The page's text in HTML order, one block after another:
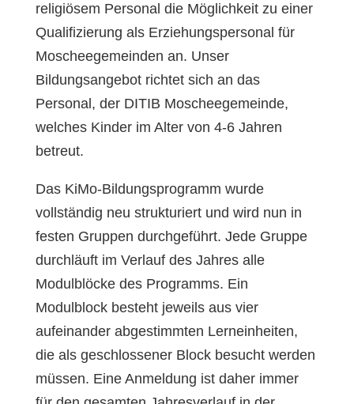
religiösem Personal die Möglichkeit zu einer
Qualifizierung als Erziehungspersonal für
Moscheegemeinden an. Unser
Bildungsangebot richtet sich an das
Personal, der DITIB Moscheegemeinde,
welches Kinder im Alter von 4-6 Jahren
betreut.
Das KiMo-Bildungsprogramm wurde
vollständig neu strukturiert und wird nun in
festen Gruppen durchgeführt. Jede Gruppe
durchläuft im Verlauf des Jahres alle
Modulblöcke des Programms. Ein
Modulblock besteht jeweils aus vier
aufeinander abgestimmten Lerneinheiten,
die als geschlossener Block besucht werden
müssen. Eine Anmeldung ist daher immer